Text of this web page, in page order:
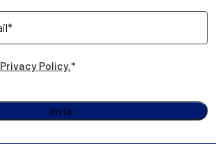
Privacy Policy. *
Invia